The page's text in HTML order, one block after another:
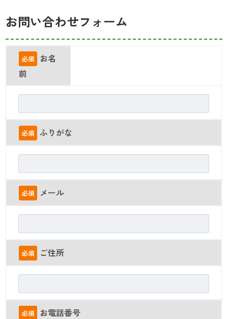
お問い合わせフォーム
必須
お名
前
必須 ふりがな
必須 メール
必須 ご住所
必須 お電話番号